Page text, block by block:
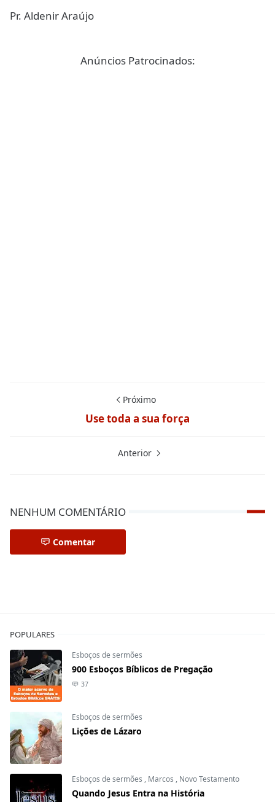
Pr. Aldenir Araújo
Anúncios Patrocinados:
Próximo
Use toda a sua força
Anterior
NENHUM COMENTÁRIO
Comentar
POPULARES
Esboços de sermões
900 Esboços Bíblicos de Pregação
37
Esboços de sermões
Lições de Lázaro
Esboços de sermões , Marcos , Novo Testamento
Quando Jesus Entra na História